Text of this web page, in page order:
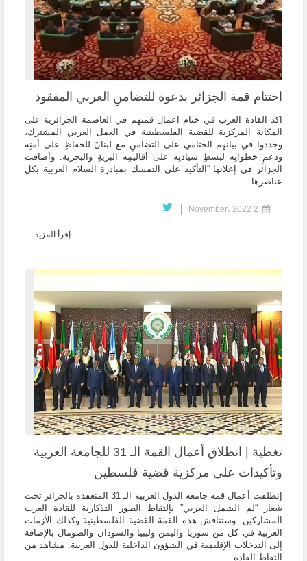
اختتام قمة الجزائر بدعوة للتضامنِ العربي المفقود
اكد القادة العرب في ختام اعمال قمتهم في العاصمة الجزائرية على
المكانة المركزية للقضية الفلسطينية في العمل العربي المشترك،
وجددوا في بيانهم الختامي على التضامنِ مع لبنانَ للحفاظِ على أمنِه
ودعمِ خطواتِه لبسطِ سيادتِه على أقاليمِه البريةِ والبحرية. وَأضافت
الجزائر في إعلانها “التأكيد على التمسك بمبادرة السلام العربية بكل
عناصرها ...
إقرأ المزيد
تغطية | انطلاق أعمال القمة الـ 31 للجامعة العربية
وتأكيدات على مركزية قضية فلسطين
إنطلقت أعمال قمة جامعة الدول العربية الـ 31 المنعقدة بالجزائر تحت
شعار “لم الشمل العربي” بإلتقاط الصور التذكارية للقادة العرب
المشاركين. وستناقش هذه القمة القضية الفلسطينية وكذلك الأزمات
العربية في كل من سوريا واليمن وليبيا والسودان والصومال بالإضافة
إلى التدخلات الإقليمية في الشؤون الداخلية للدول العربية. مشاهد من
التقاط القادة ...